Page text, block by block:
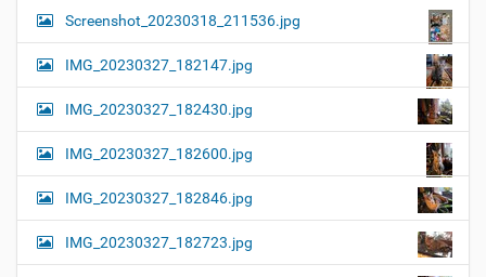
Screenshot_20230318_211536.jpg
IMG_20230327_182147.jpg
IMG_20230327_182430.jpg
IMG_20230327_182600.jpg
IMG_20230327_182846.jpg
IMG_20230327_182723.jpg